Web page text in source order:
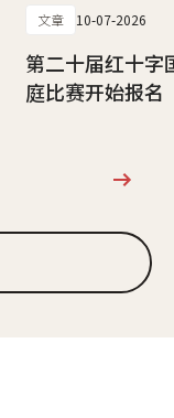
文章 10-07-2026
第二十届红十字
庭比赛开始报名